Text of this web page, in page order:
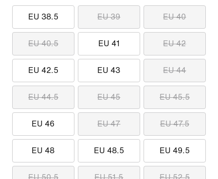
EU 38.5 EU 39 EU 40
EU 40.5 EU 41 EU 42
EU 42.5 EU 43 EU 44
EU 44.5 EU 45 EU 45.5
EU 46 EU 47 EU 47.5
EU 48 EU 48.5 EU 49.5
EU 50.5 EU 51.5 EU 52.5